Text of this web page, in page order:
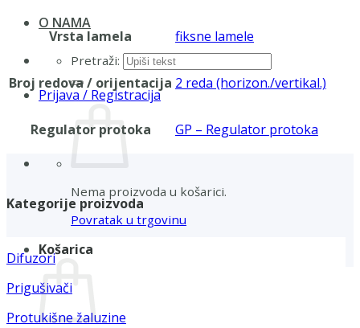
O NAMA
Pretraži:
Prijava / Registracija
Nema proizvoda u košarici.
Povratak u trgovinu
Košarica
Vrsta lamela fiksne lamele
Broj redova / orijentacija 2 reda (horizon./vertikal.)
Regulator protoka GP – Regulator protoka
Kategorije proizvoda
Difuzori
Prigušivači
Protukišne žaluzine